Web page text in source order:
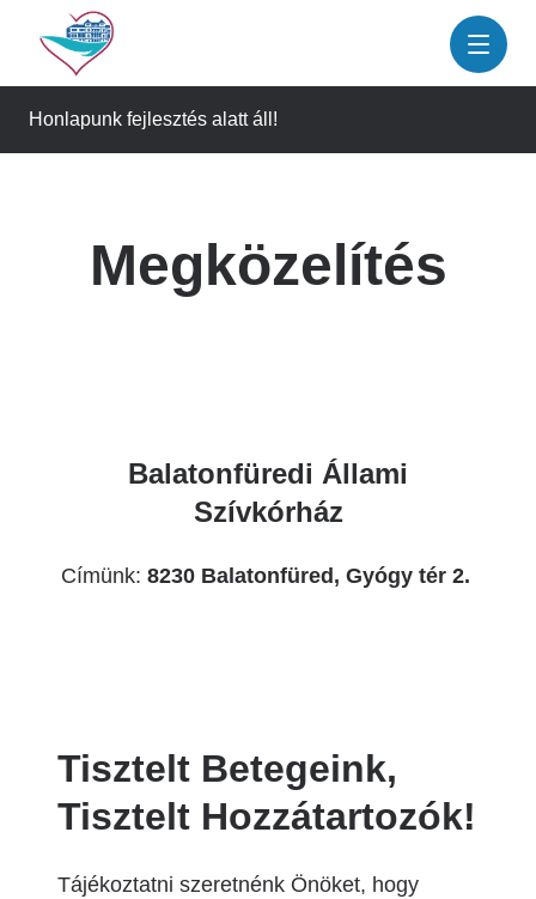
tartalomra
Honlapunk fejlesztés alatt áll!
Megközelítés
Balatonfüredi Állami
Szívkórház
Címünk: 8230 Balatonfüred, Gyógy tér 2.
Tisztelt Betegeink,
Tisztelt Hozzátartozók!
Tájékoztatni szeretnénk Önöket, hogy